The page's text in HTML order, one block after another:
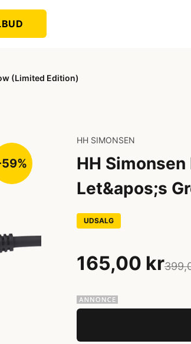
(Limited Edition)
HH SIMONSEN
HH
Let&apos;s
UDSALG
165,00 kr